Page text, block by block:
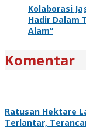
Kolaborasi
Hadir Dalam
Alam”
Komentar
Ratusan Hektare
Terlantar,